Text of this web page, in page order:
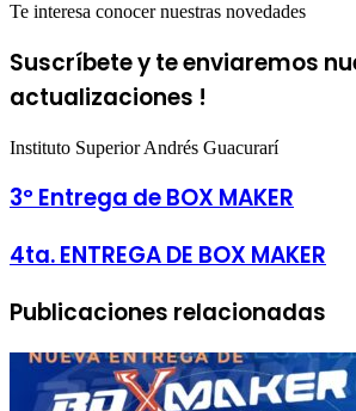
Te interesa conocer nuestras novedades
Suscríbete y te enviaremos
actualizaciones !
Instituto Superior Andrés Guacurarí
3º Entrega de BOX MAKER
4ta. ENTREGA DE BOX MAKER
Publicaciones relacionadas